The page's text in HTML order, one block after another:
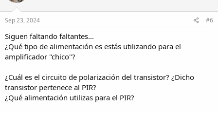
Sep 23, 2024 #6
Siguen faltando faltantes...
¿Qué tipo de alimentación es estás utilizando para el
amplificador "chico"?
¿Cuál es el circuito de polarización del transistor? ¿Dicho
transistor pertenece al PIR?
¿Qué alimentación utilizas para el PIR?